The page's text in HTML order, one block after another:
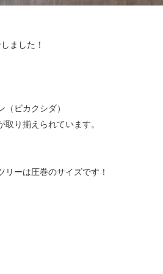
ました！
ビカクシダ）
り揃えられています。
ーは圧巻のサイズです！